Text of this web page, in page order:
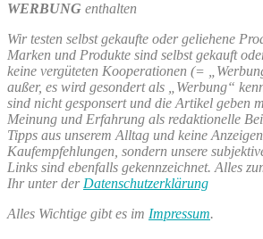
WERBUNG enthalten
Wir testen selbst gekaufte oder geliehene
Marken und Produkte sind selbst gekauft
keine vergüteten Kooperationen (=
außer, es wird gesondert als „Werbung“
sind nicht gesponsert und die Artikel geben
Meinung und Erfahrung als redaktionelle
Tipps aus unserem Alltag und keine
Kaufempfehlungen, sondern unsere
Links sind ebenfalls gekennzeichnet. Alles
Ihr unter der Datenschutzerklärung
Alles Wichtige gibt es im Impressum.